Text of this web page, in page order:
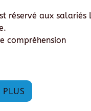
réservé aux salariés
compréhension
PLUS